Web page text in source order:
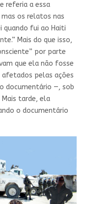
referia a essa
os relatos nas
quando fui ao Haiti
Mais do que isso,
por parte
que ela não fosse
afetados pelas ações
documentário —, sob
tarde, ela
o documentário